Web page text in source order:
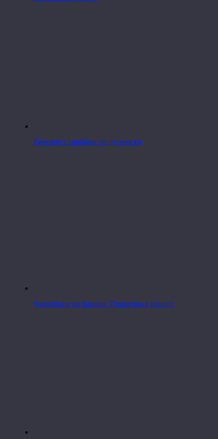
Хинкали с грибами по-грузински
Чахохбили из фазана. Пошаговый рецепт